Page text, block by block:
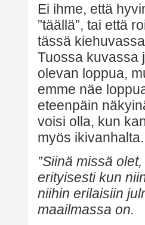
Ei ihme, että
”täällä”, tai että
tässä
Tuossa kuvassa
olevan loppua,
emme näe
eteenpäin
voisi olla, kun
myös ikivanhalta.
”Siinä missä
erityisesti kun
niihin erilaisiin
maailmassa on.